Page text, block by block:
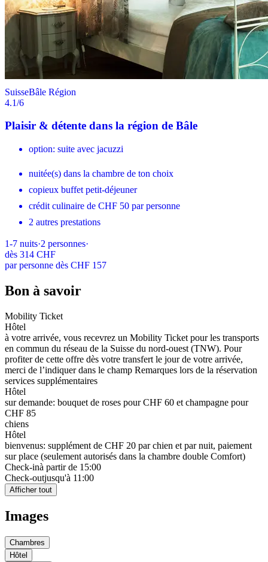
SuisseBâle Région
4.1/6
Plaisir & détente dans la région de Bâle
option: suite avec jacuzzi
nuitée(s) dans la chambre de ton choix
copieux buffet petit-déjeuner
crédit culinaire de CHF 50 par personne
2 autres prestations
1-7 nuits·2 personnes·
dès 314 CHF
par personne dès CHF 157
Bon à savoir
Mobility Ticket
Hôtel
à votre arrivée, vous recevrez un Mobility Ticket pour les transports
en commun du réseau de la Suisse du nord-ouest (TNW). Pour
profiter de cette offre dès votre transfert le jour de votre arrivée,
merci de l’indiquer dans le champ Remarques lors de la réservation
services supplémentaires
Hôtel
sur demande: bouquet de roses pour CHF 60 et champagne pour
CHF 85
chiens
Hôtel
bienvenus: supplément de CHF 20 par chien et par nuit, paiement
sur place (seulement autorisés dans la chambre double Comfort)
Check-inà partir de 15:00
Check-outjusqu'à 11:00
Afficher tout
Images
Chambres
Hôtel